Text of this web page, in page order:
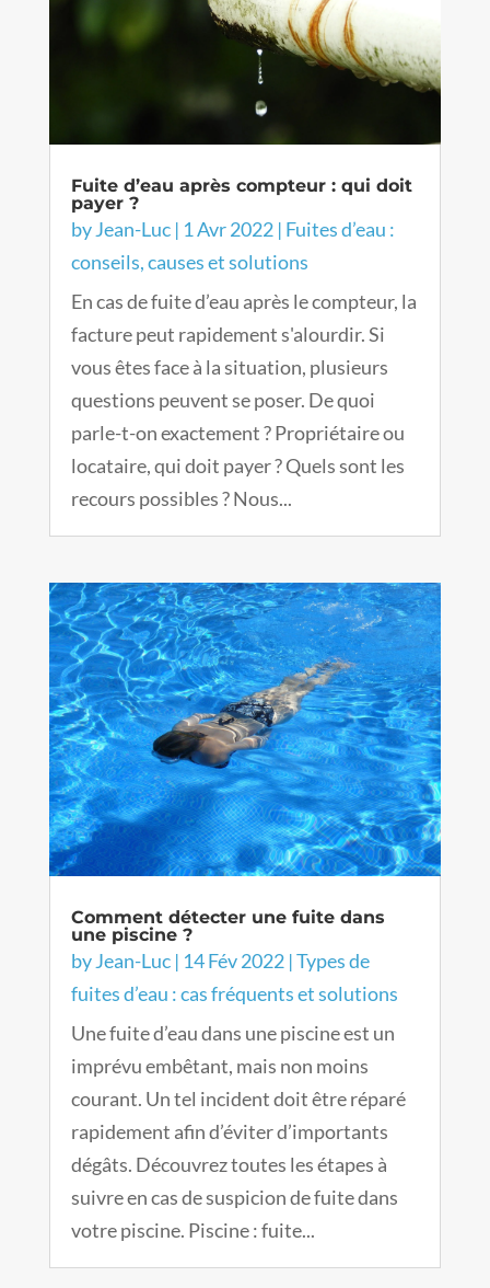
Fuite d’eau après compteur : qui doit
payer ?
byJean-Luc| 1 Avr 2022| Fuites d’eau :
conseils, causes et solutions
En cas de fuite d’eau après le compteur, la
facture peut rapidement s'alourdir. Si
vous êtes face à la situation, plusieurs
questions peuvent se poser. De quoi
parle-t-on exactement ? Propriétaire ou
locataire, qui doit payer ? Quels sont les
recours possibles ? Nous...
Comment détecter une fuite dans
une piscine ?
byJean-Luc| 14 Fév 2022|Types de
fuites d’eau : cas fréquents et solutions
Une fuite d’eau dans une piscine est un
imprévu embêtant, mais non moins
courant. Un tel incident doit être réparé
rapidement afin d’éviter d’importants
dégâts. Découvrez toutes les étapes à
suivre en cas de suspicion de fuite dans
votre piscine. Piscine : fuite...